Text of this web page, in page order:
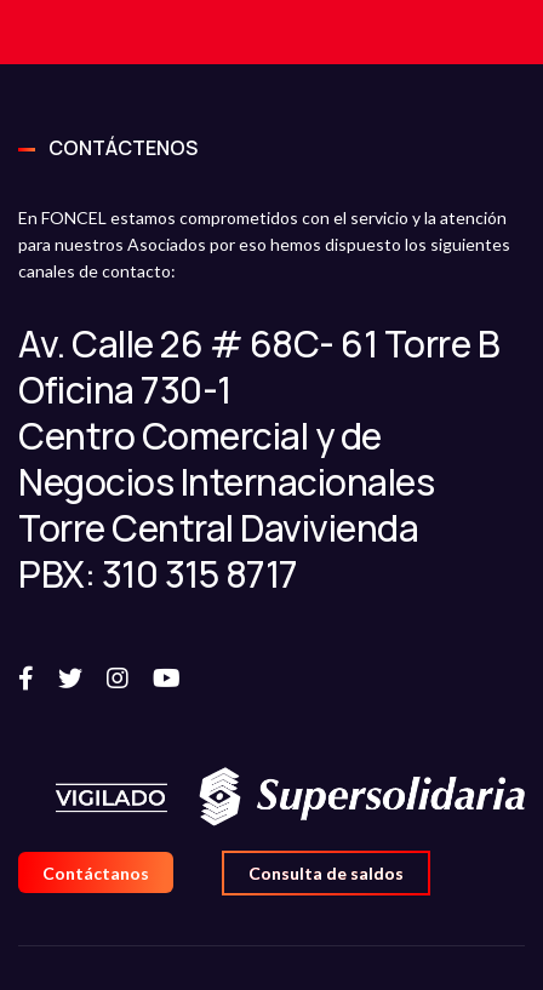
CONTÁCTENOS
En FONCEL estamos comprometidos con el servicio y la atención
para nuestros Asociados por eso hemos dispuesto los siguientes
canales de contacto:
Av. Calle 26 # 68C- 61 Torre B
Oficina 730-1
Centro Comercial y de
Negocios Internacionales
Torre Central Davivienda
PBX: 310 315 8717
Contáctanos Consulta de saldos